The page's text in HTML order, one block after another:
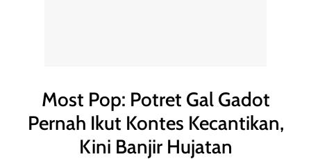
Most Pop: Potret Gal Gadot
Pernah Ikut Kontes Kecantikan,
Kini Banjir Hujatan